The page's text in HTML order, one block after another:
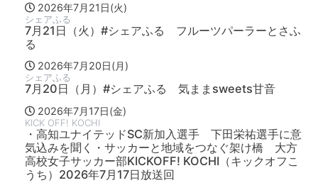
2026年7月21日(火)
シェアふる
7月21日（火）#シェアふる フルーツパーラーとさふ
る
2026年7月20日(月)
シェアふる
7月20日（月）#シェアふる 気ままsweets甘音
2026年7月17日(金)
KICK OFF! KOCHI
・高知ユナイテッドSC新加入選手 下田栄祐選手に意
気込みを聞く・サッカーと地域をつなぐ架け橋 大方
高校女子サッカー部KICKOFF! KOCHI（キックオフこ
うち）2026年7月17日放送回